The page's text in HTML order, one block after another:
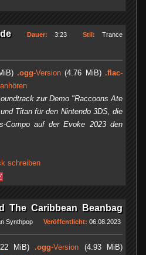
Dauer: 3:23 Stil: Trance
.ogg-Version (4.76 MiB).flac-
zur Demo "Raccoons Ate
Titan für den Nintendo 3DS, die
Compo auf der Evoke 2023 den
schreiben
The Caribbean Beanbag
Synthpop Veröffentlicht: 06.08.2023
MiB).ogg-Version (4.93 MiB)